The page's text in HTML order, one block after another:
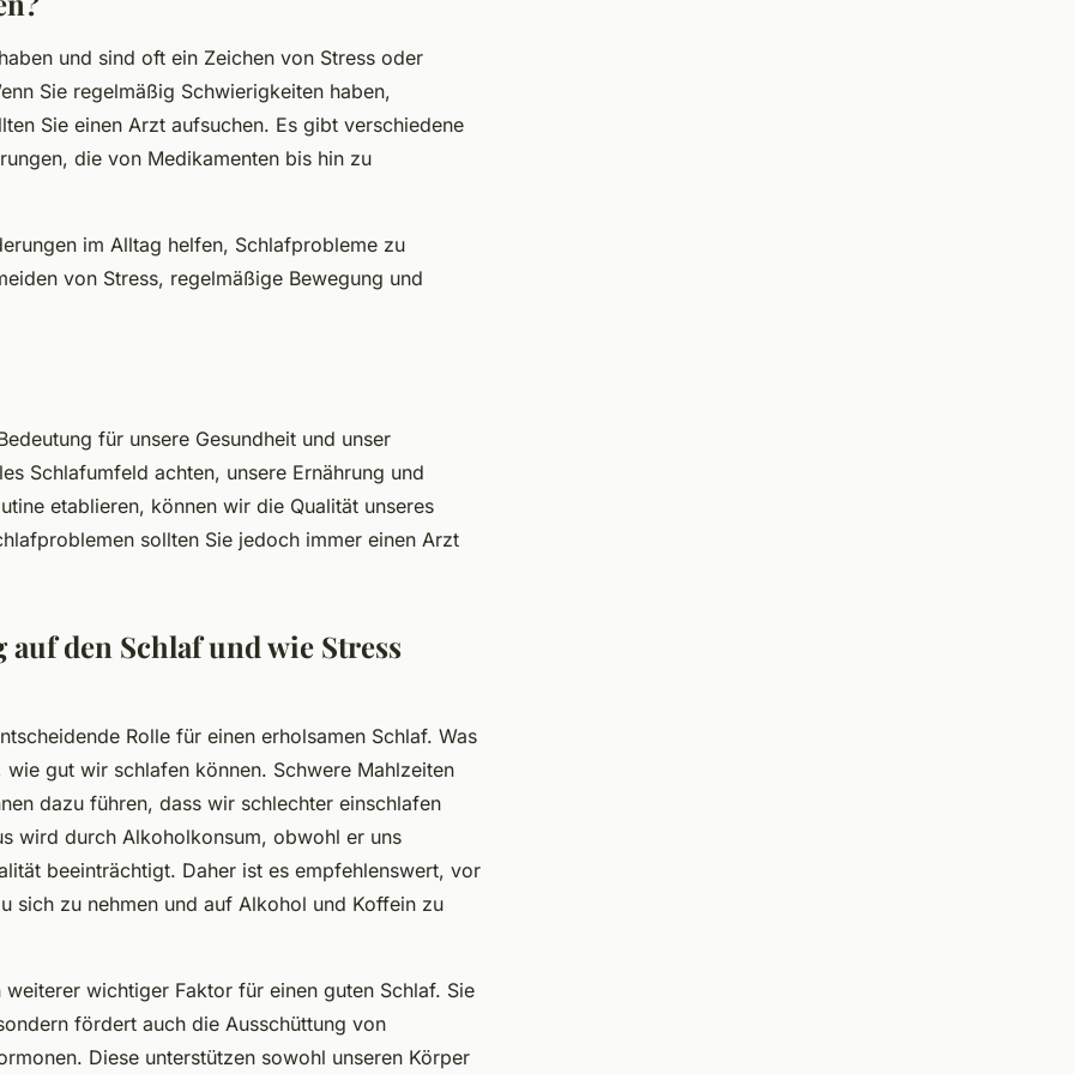
und sind oft ein Zeichen von Stress oder
Sie regelmäßig Schwierigkeiten haben,
Sie einen Arzt aufsuchen. Es gibt verschiedene
die von Medikamenten bis hin zu
im Alltag helfen, Schlafprobleme zu
von Stress, regelmäßige Bewegung und
für unsere Gesundheit und unser
Schlafumfeld achten, unsere Ernährung und
etablieren, können wir die Qualität unseres
sollten Sie jedoch immer einen Arzt
den Schlaf und wie Stress
Rolle für einen erholsamen Schlaf. Was
gut wir schlafen können. Schwere Mahlzeiten
dazu führen, dass wir schlechter einschlafen
wird durch Alkoholkonsum, obwohl er uns
beeinträchtigt. Daher ist es empfehlenswert, vor
sich zu nehmen und auf Alkohol und Koffein zu
wichtiger Faktor für einen guten Schlaf. Sie
fördert auch die Ausschüttung von
Diese unterstützen sowohl unseren Körper